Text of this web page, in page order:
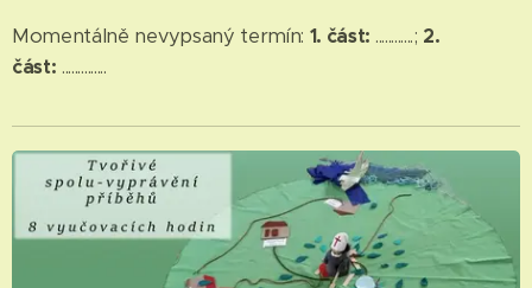
Momentálně nevypsaný termín: 1. část: ............; 2.
část: ..............